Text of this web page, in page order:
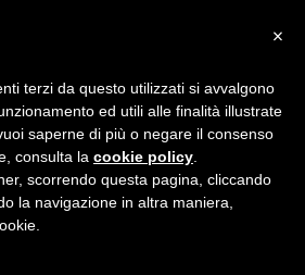
22
×
terzi da questo utilizzati si avvalgono
ed utili alle finalità illustrate
saperne di più o negare il consenso
consulta la cookie policy
scorrendo questa pagina, cliccando
la navigazione in altra maniera,